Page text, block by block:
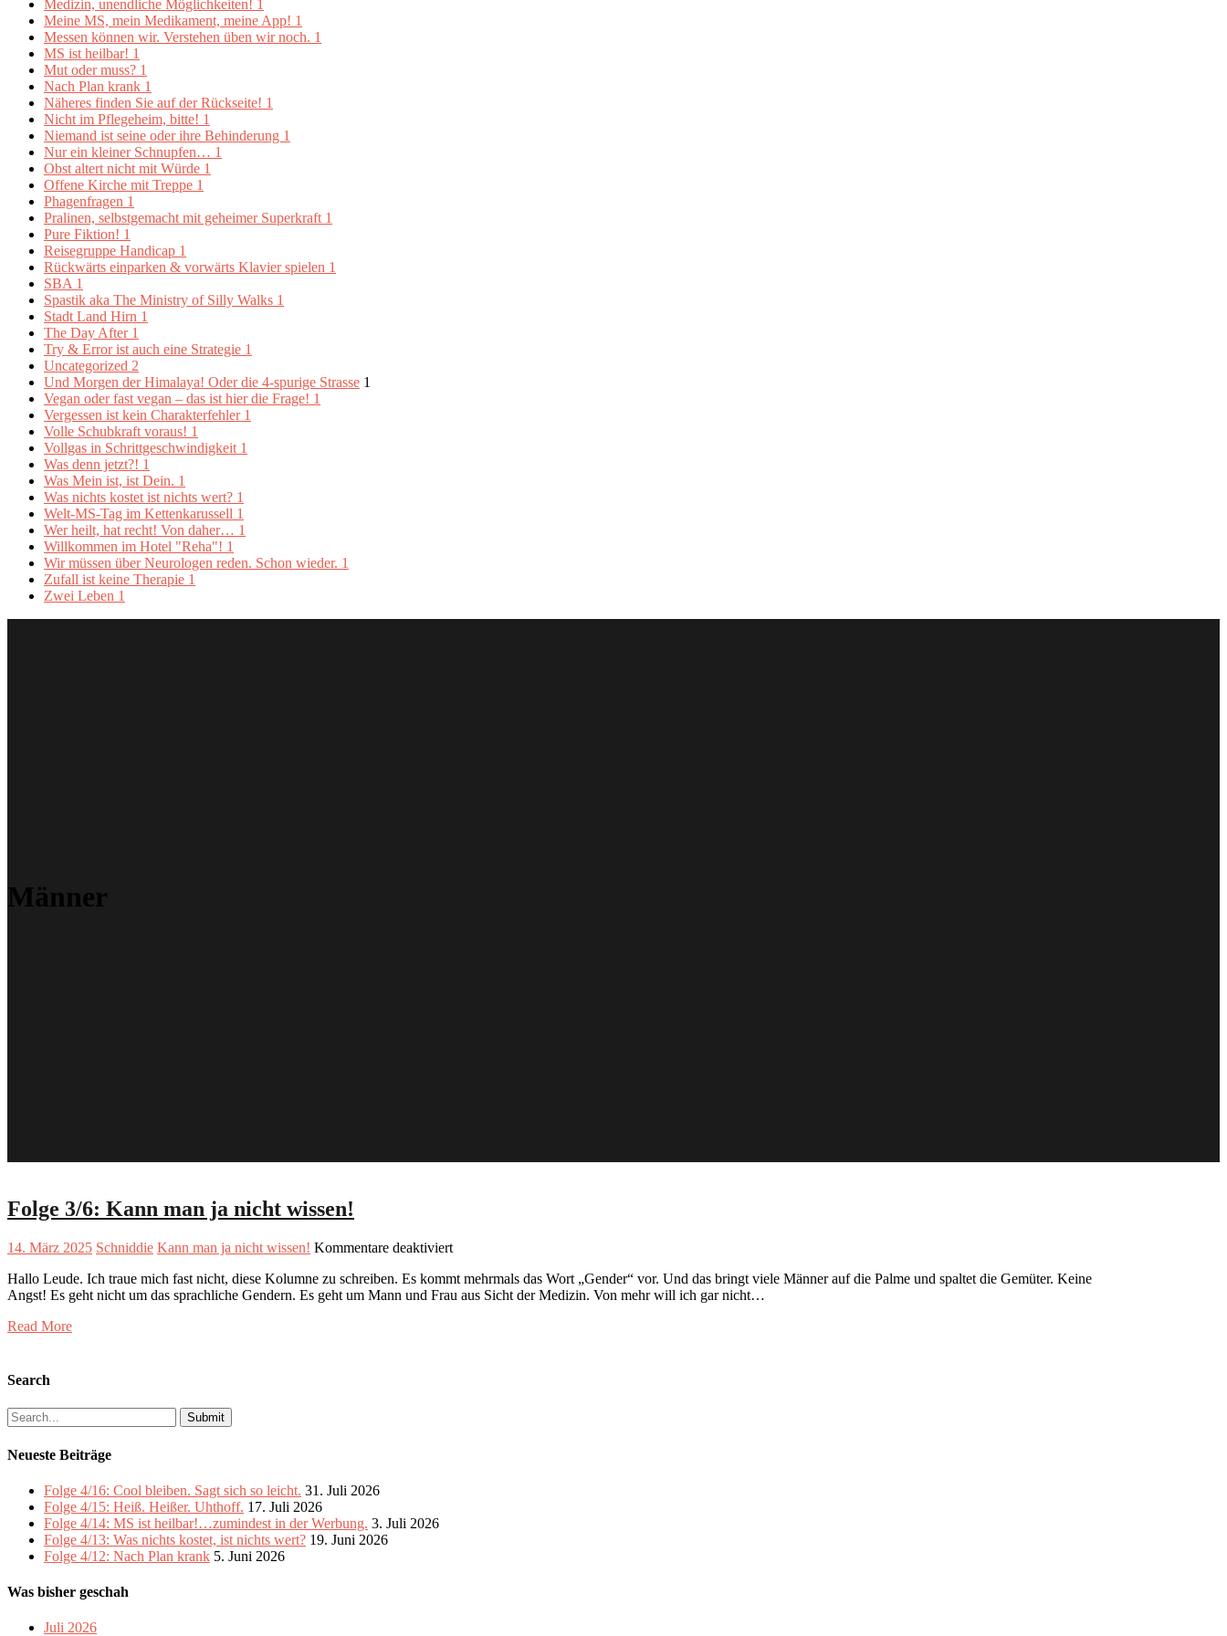
Medizin, unendliche Möglichkeiten! 1
Meine MS, mein Medikament, meine App! 1
Messen können wir. Verstehen üben wir noch. 1
MS ist heilbar! 1
Mut oder muss? 1
Nach Plan krank 1
Näheres finden Sie auf der Rückseite! 1
Nicht im Pflegeheim, bitte! 1
Niemand ist seine oder ihre Behinderung 1
Nur ein kleiner Schnupfen… 1
Obst altert nicht mit Würde 1
Offene Kirche mit Treppe 1
Phagenfragen 1
Pralinen, selbstgemacht mit geheimer Superkraft 1
Pure Fiktion! 1
Reisegruppe Handicap 1
Rückwärts einparken & vorwärts Klavier spielen 1
SBA 1
Spastik aka The Ministry of Silly Walks 1
Stadt Land Hirn 1
The Day After 1
Try & Error ist auch eine Strategie 1
Uncategorized 2
Und Morgen der Himalaya! Oder die 4-spurige Strasse 1
Vegan oder fast vegan – das ist hier die Frage! 1
Vergessen ist kein Charakterfehler 1
Volle Schubkraft voraus! 1
Vollgas in Schrittgeschwindigkeit 1
Was denn jetzt?! 1
Was Mein ist, ist Dein. 1
Was nichts kostet ist nichts wert? 1
Welt-MS-Tag im Kettenkarussell 1
Wer heilt, hat recht! Von daher… 1
Willkommen im Hotel "Reha"! 1
Wir müssen über Neurologen reden. Schon wieder. 1
Zufall ist keine Therapie 1
Zwei Leben 1
Männer
Folge 3/6: Kann man ja nicht wissen!
14. März 2025 Schniddie Kann man ja nicht wissen! Kommentare deaktiviertfür
3/6:
Kann
Hallo Leude. Ich traue mich fast nicht, diese Kolumne zu schreiben. Es kommt mehrmals das Wort „Gender“ vor. Und das bringt viele Männer auf die Palme und spaltet die Gemüter. Keine
Angst! Es geht nicht um das sprachliche Gendern. Es geht um Mann und Frau aus Sicht der Medizin. Von mehr will ich gar nicht…
Read More
Search
Search
for:
Neueste Beiträge
Folge 4/16: Cool bleiben. Sagt sich so leicht. 31. Juli 2026
Folge 4/15: Heiß. Heißer. Uhthoff. 17. Juli 2026
Folge 4/14: MS ist heilbar!…zumindest in der Werbung. 3. Juli 2026
Folge 4/13: Was nichts kostet, ist nichts wert? 19. Juni 2026
Folge 4/12: Nach Plan krank 5. Juni 2026
Was bisher geschah
Juli 2026